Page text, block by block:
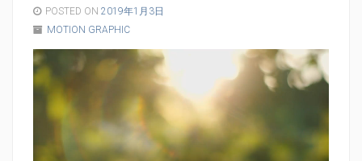
POSTED ON 2019年1月3日
MOTION GRAPHIC